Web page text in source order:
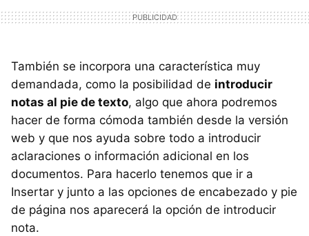
También se incorpora una característica muy
demandada, como la posibilidad de introducir
notas al pie de texto, algo que ahora podremos
hacer de forma cómoda también desde la versión
web y que nos ayuda sobre todo a introducir
aclaraciones o información adicional en los
documentos. Para hacerlo tenemos que ir a
Insertar y junto a las opciones de encabezado y pie
de página nos aparecerá la opción de introducir
nota.